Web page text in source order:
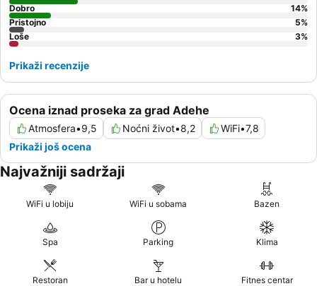
Ocena iznad proseka za grad Adehe
Atmosfera•9,5 Noćni život•8,2 WiFi•7,8
Prikaži još ocena
Dobro
14%
Pristojno
5%
Loše
3%
Prikaži recenzije
Najvažniji sadržaji
WiFi u lobiju WiFi u sobama Bazen
Spa Parking Klima
Restoran Bar u hotelu Fitnes centar